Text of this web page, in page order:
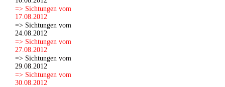
=> Sichtungen vom
17.08.2012
=> Sichtungen vom
24.08.2012
=> Sichtungen vom
27.08.2012
=> Sichtungen vom
29.08.2012
=> Sichtungen vom
30.08.2012